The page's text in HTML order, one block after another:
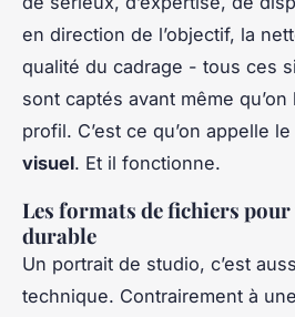
en direction de l’objectif, la
qualité du cadrage - tous ces
sont captés avant même
profil. C’est ce qu’on appelle le
visuel. Et il fonctionne.
Les formats de fichiers
durable
Un portrait de studio, c’est
technique. Contrairement à